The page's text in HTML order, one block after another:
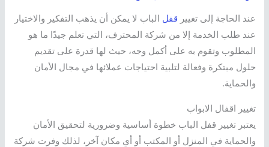
عند الحاجة إلى تغيير قفل الباب لا يمكن أن يذهب التفكير والاختيار
عند طلب الخدمة إلا من شركة المحترف، التي تعلم جيدًا ما هو
المطلوب وتقوم به على أكمل وجه، حيث لها قدرة على تقديم
حلول مبتكرة وفعالة لتلبية احتياجات عملائها في مجال الأمان
والحماية.
تغيير اقفال الابواب
يعتبر تغيير قفل الباب خطوة أساسية وضرورية لتحقيق الأمان
والحماية في المنزل أو المكتب أو أي مكان آخر، لذلك وفرت شركة